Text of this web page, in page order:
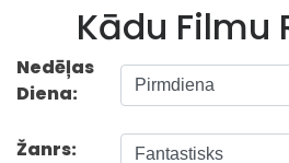
Kādu Filmu
Nedēļas
Diena:
Žanrs: